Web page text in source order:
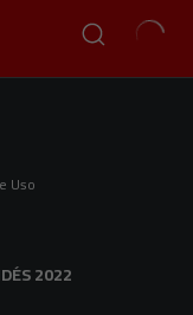
Uso
2022